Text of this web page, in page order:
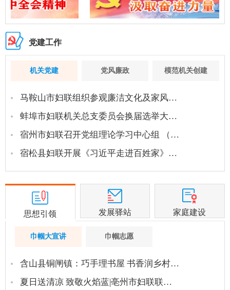
党建工作
机关党建 党风廉政 模范机关创建
马鞍山市妇联组织参观廉洁文化及家风…
蚌埠市妇联机关总支委员会换届选举大…
宿州市妇联召开党组理论学习中心组 （…
宿松县妇联开展《习近平走进百姓家》…
思想引领 发展驿站 家庭建设
巾帼大宣讲 巾帼志愿
含山县铜闸镇：巧手理书屋 书香润乡村…
夏日送清凉 致敬火焰蓝|亳州市妇联联…